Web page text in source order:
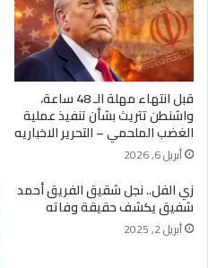
قبل انتهاء مهلة الـ 48 ساعة،
واشنطن تتريث بشأن تنفيذ عملية
الغضب الملحمي – التحرير الاخباريه
أبريل 6, 2026
زي الفل.. نجل شقيق الفريق أحمد
شفيق يكشف حقيقة وفاته
أبريل 2, 2025